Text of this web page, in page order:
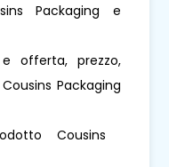
​​Packaging e
offerta, prezzo,
​​Packaging
Cousins